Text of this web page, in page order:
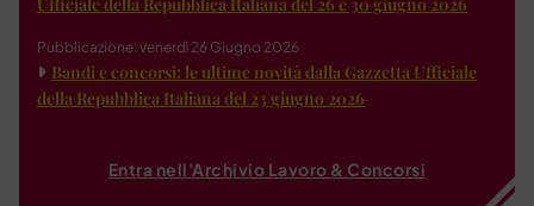
Pubblicazione: venerdì 26 Giugno 2026
Bandi e concorsi: le ultime novità dalla Gazzetta Ufficiale
della Repubblica Italiana del 23 giugno 2026
Entra nell'Archivio Lavoro & Concorsi